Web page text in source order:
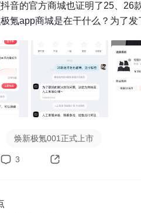
抖音的官方商城也证明了25、26
氪app商城是在干什么？为了发
焕新极氪001正式上市
3